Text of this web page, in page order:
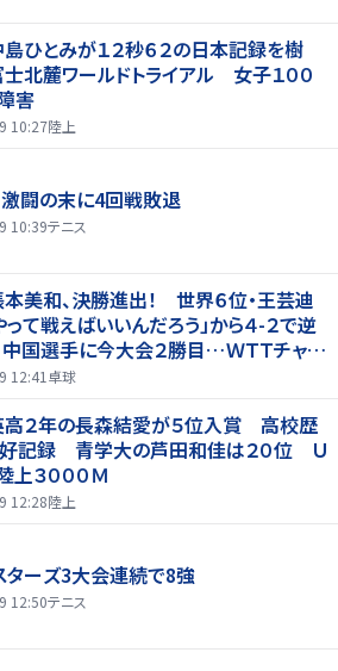
島ひとみが１２秒６２の日本記録を樹
麓ワールドトライアル 女子１００
害
10:27陸上
闘の末に4回戦敗退
10:39テニス
本美和、決勝進出！ 世界６位・王芸迪
って戦えばいいんだろう」から４-２で逆
国選手に今大会２勝目…ＷＴＴチャン
浜
12:41 卓球
２年の長森結愛が５位入賞 高校歴
記録 青学大の芦田和佳は２０位 Ｕ
上３０００Ｍ
12:28陸上
ターズ3大会連続で8強
12:50テニス